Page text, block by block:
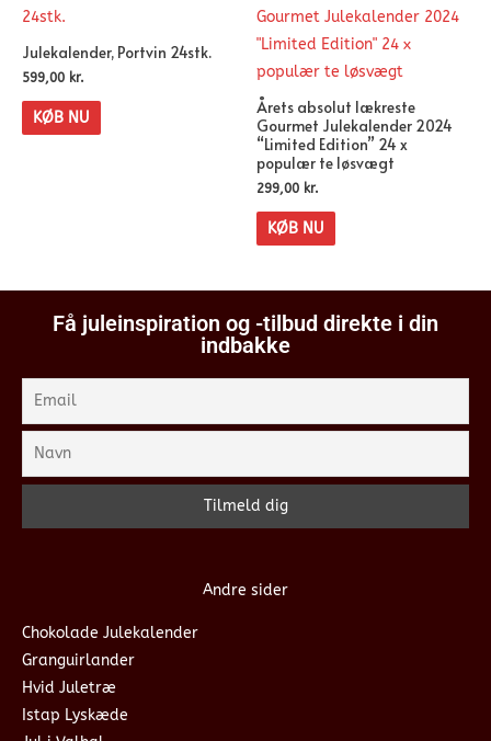
Julekalender, Portvin 24stk.
599,00 kr.
KØB NU
Årets absolut lækreste
Gourmet Julekalender 2024
“Limited Edition” 24 x
populær te løsvægt
299,00 kr.
KØB NU
Få juleinspiration og -tilbud direkte i din
indbakke
Andre sider
Chokolade Julekalender
Granguirlander
Hvid Juletræ
Istap Lyskæde